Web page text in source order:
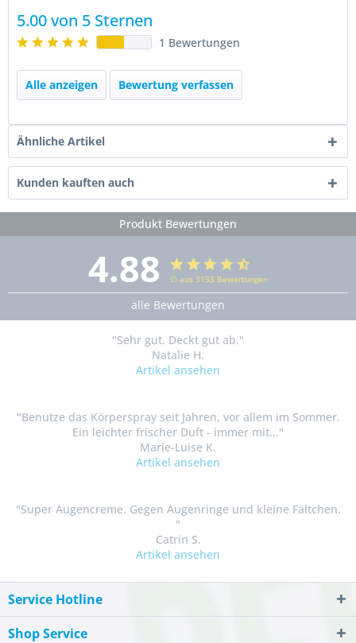
5.00 von 5 Sternen
1 Bewertungen
Alle anzeigen Bewertung verfassen
Ähnliche Artikel
Kunden kauften auch
Produkt Bewertungen
4.88 ∅ aus 3133 Bewertungen
alle Bewertungen
"Sehr gut. Deckt gut ab."
Natalie H.
Artikel ansehen
"Benutze das Körperspray seit Jahren, vor allem im Sommer.
Ein leichter frischer Duft - immer mit..."
Marie-Luise K.
Artikel ansehen
"Super Augencreme. Gegen Augenringe und kleine Fältchen.
"
Catrin S.
Artikel ansehen
Service Hotline
Shop Service